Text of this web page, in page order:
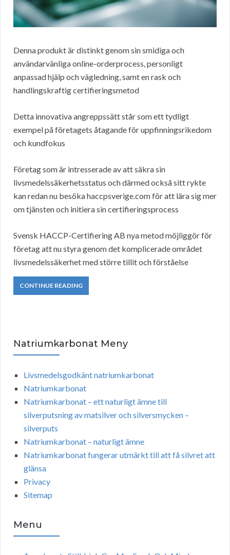
Denna produkt är distinkt genom sin smidiga och
användarvänliga online-orderprocess, personligt
anpassad hjälp och vägledning, samt en rask och
handlingskraftig certifieringsmetod
Detta innovativa angreppssätt står som ett tydligt
exempel på företagets åtagande för uppfinningsrikedom
och kundfokus
Företag som är intresserade av att säkra sin
livsmedelssäkerhetsstatus och därmed också sitt rykte
kan redan nu besöka haccpsverige.com för att lära sig mer
om tjänsten och initiera sin certifieringsprocess
Svensk HACCP-Certifiering AB nya metod möjliggör för
företag att nu styra genom det komplicerade området
livsmedelssäkerhet med större tillit och förståelse
CONTINUE READING
Natriumkarbonat Meny
Livsmedelsgodkänt natriumkarbonat
Natriumkarbonat
Natriumkarbonat – ett naturligt ämne till
silverputsning av matsilver och silversmycken –
silverputs
Natriumkarbonat – naturligt ämne
Natriumkarbonat fungerar utmärkt till att få silvret att
glänsa
Privacy
Sitemap
Menu